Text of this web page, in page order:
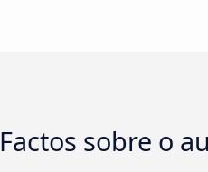
Factos sobre o